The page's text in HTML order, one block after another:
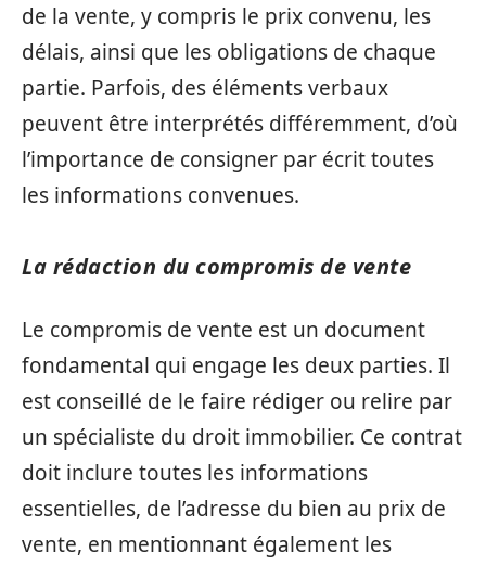
de la vente, y compris le prix convenu, les
délais, ainsi que les obligations de chaque
partie. Parfois, des éléments verbaux
peuvent être interprétés différemment, d’où
l’importance de consigner par écrit toutes
les informations convenues.
La rédaction du compromis de vente
Le compromis de vente est un document
fondamental qui engage les deux parties. Il
est conseillé de le faire rédiger ou relire par
un spécialiste du droit immobilier. Ce contrat
doit inclure toutes les informations
essentielles, de l’adresse du bien au prix de
vente, en mentionnant également les